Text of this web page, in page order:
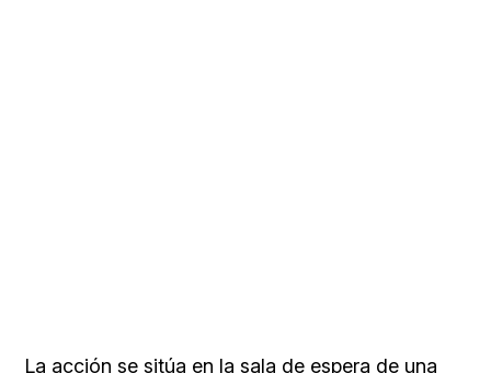
La acción se sitúa en la sala de espera de una